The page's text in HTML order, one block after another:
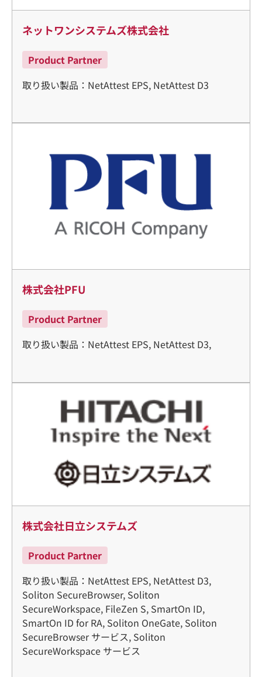
ネットワンシステムズ株式会社
Product Partner
取り扱い製品：NetAttest EPS, NetAttest D3
株式会社PFU
Product Partner
取り扱い製品：NetAttest EPS, NetAttest D3,
株式会社日立システムズ
Product Partner
取り扱い製品：NetAttest EPS, NetAttest D3,
Soliton SecureBrowser, Soliton
SecureWorkspace, FileZen S, SmartOn ID,
SmartOn ID for RA, Soliton OneGate, Soliton
SecureBrowser サービス, Soliton
SecureWorkspace サービス